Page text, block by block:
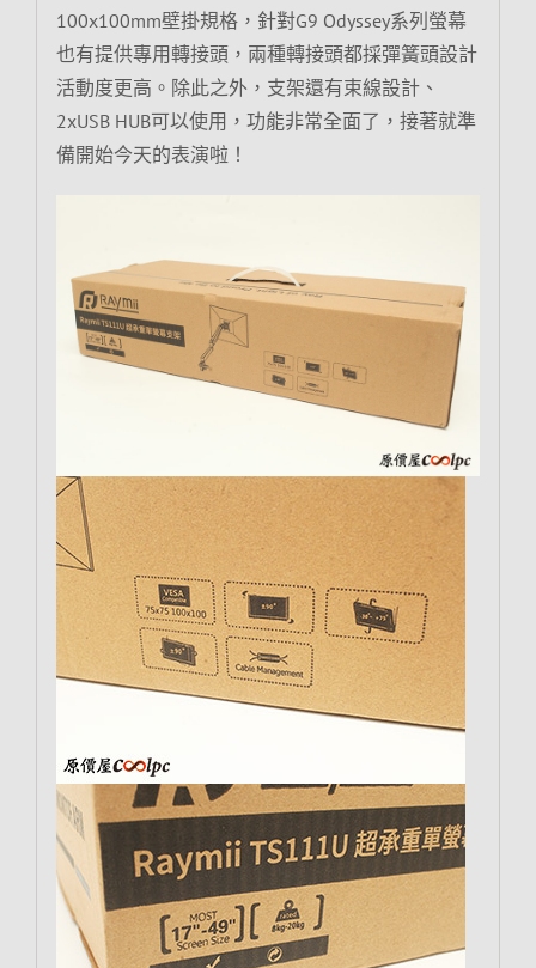
100x100mm壁掛規格，針對G9 Odyssey系列螢幕
也有提供專用轉接頭，兩種轉接頭都採彈簧頭設計
活動度更高。除此之外，支架還有束線設計、
2xUSB HUB可以使用，功能非常全面了，接著就準
備開始今天的表演啦！